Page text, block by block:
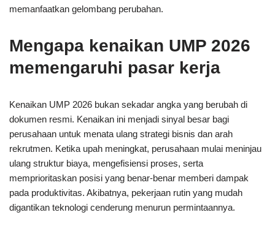
memanfaatkan gelombang perubahan.
Mengapa kenaikan UMP 2026
memengaruhi pasar kerja
Kenaikan UMP 2026 bukan sekadar angka yang berubah di
dokumen resmi. Kenaikan ini menjadi sinyal besar bagi
perusahaan untuk menata ulang strategi bisnis dan arah
rekrutmen. Ketika upah meningkat, perusahaan mulai meninjau
ulang struktur biaya, mengefisiensi proses, serta
memprioritaskan posisi yang benar-benar memberi dampak
pada produktivitas. Akibatnya, pekerjaan rutin yang mudah
digantikan teknologi cenderung menurun permintaannya.